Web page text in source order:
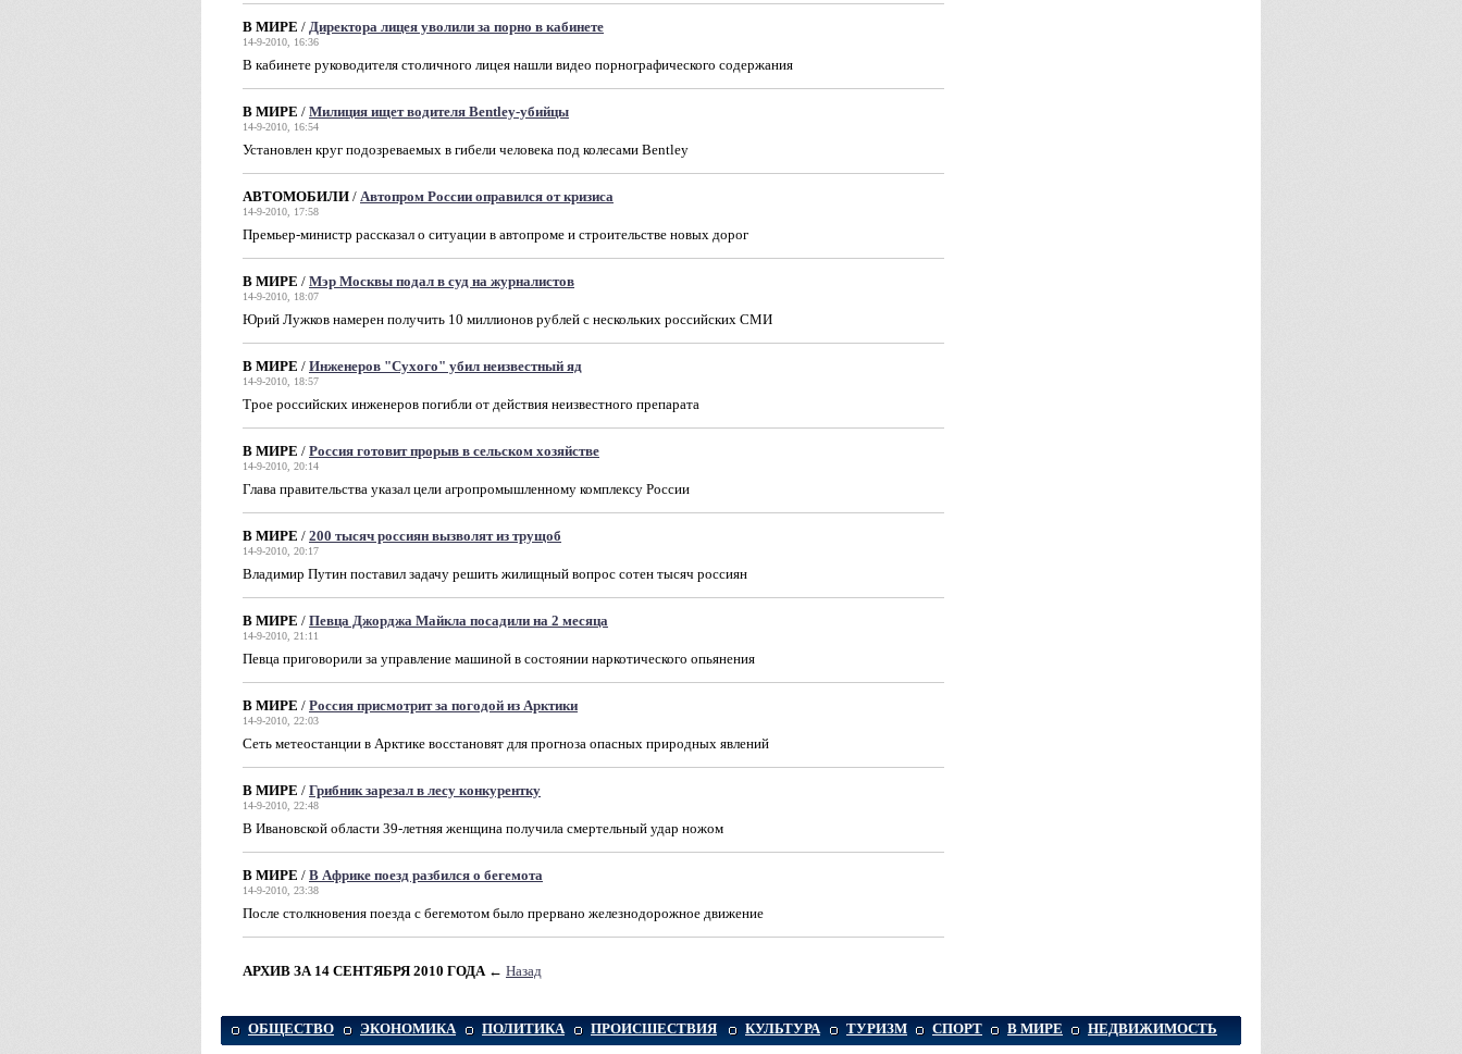
В МИРЕ / Директора лицея уволили за порно в кабинете
14-9-2010, 16:36
В кабинете руководителя столичного лицея нашли видео порнографического содержания
В МИРЕ / Милиция ищет водителя Bentley-убийцы
14-9-2010, 16:54
Установлен круг подозреваемых в гибели человека под колесами Bentley
АВТОМОБИЛИ / Автопром России оправился от кризиса
14-9-2010, 17:58
Премьер-министр рассказал о ситуации в автопроме и строительстве новых дорог
В МИРЕ / Мэр Москвы подал в суд на журналистов
14-9-2010, 18:07
Юрий Лужков намерен получить 10 миллионов рублей с нескольких российских СМИ
В МИРЕ / Инженеров "Сухого" убил неизвестный яд
14-9-2010, 18:57
Трое российских инженеров погибли от действия неизвестного препарата
В МИРЕ / Россия готовит прорыв в сельском хозяйстве
14-9-2010, 20:14
Глава правительства указал цели агропромышленному комплексу России
В МИРЕ / 200 тысяч россиян вызволят из трущоб
14-9-2010, 20:17
Владимир Путин поставил задачу решить жилищный вопрос сотен тысяч россиян
В МИРЕ / Певца Джорджа Майкла посадили на 2 месяца
14-9-2010, 21:11
Певца приговорили за управление машиной в состоянии наркотического опьянения
В МИРЕ / Россия присмотрит за погодой из Арктики
14-9-2010, 22:03
Сеть метеостанции в Арктике восстановят для прогноза опасных природных явлений
В МИРЕ / Грибник зарезал в лесу конкурентку
14-9-2010, 22:48
В Ивановской области 39-летняя женщина получила смертельный удар ножом
В МИРЕ / В Африке поезд разбился о бегемота
14-9-2010, 23:38
После столкновения поезда с бегемотом было прервано железнодорожное движение
АРХИВ ЗА 14 СЕНТЯБРЯ 2010 ГОДА ← Назад
ОБЩЕСТВО ЭКОНОМИКА ПОЛИТИКА ПРОИСШЕСТВИЯ КУЛЬТУРА ТУРИЗМ СПОРТ В МИРЕ НЕДВИЖИМОСТЬ